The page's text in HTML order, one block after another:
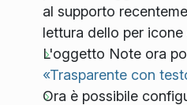
al supporto
lettura dello per
L'oggetto Note ora
«Trasparente con
Ora è possibile